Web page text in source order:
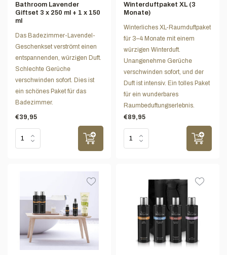
Bathroom Lavender
Giftset 3 x 250 ml + 1 x 150
ml
Das Badezimmer-Lavendel-
Geschenkset verströmt einen
entspannenden, würzigen Duft.
Schlechte Gerüche
verschwinden sofort. Dies ist
ein schönes Paket für das
Badezimmer.
€39,95
Winterduftpaket XL (3
Monate)
Winterliches XL-Raumduftpaket
für 3–4 Monate mit einem
würzigen Winterduft.
Unangenehme Gerüche
verschwinden sofort, und der
Duft ist intensiv. Ein tolles Paket
für ein wunderbares
Raumbeduftungserlebnis.
€89,95